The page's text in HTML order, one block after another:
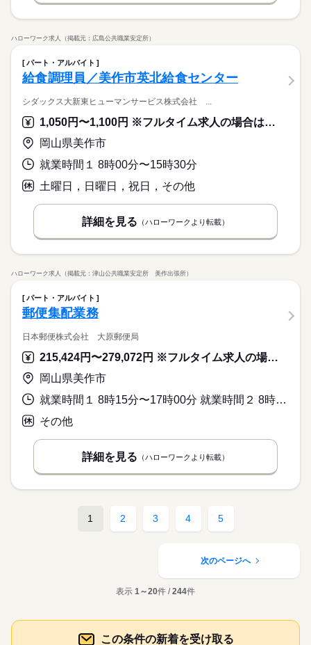
ハローワーク求人（掲載元：広島公共職業安定所）
パート・アルバイト
給食調理員／美作市英北給食センター
シダックス大新東ヒューマンサービス株式会社 ...
1,050円〜1,100円 ※フルタイム求人の場合は月額（換算額）、パート求人の場合は時間額を表示しています。
岡山県美作市
就業時間１ 8時00分〜15時30分
土曜日，日曜日，祝日，その他
詳細を見る （ハローワークより転載）
ハローワーク求人（掲載元：津山公共職業安定所 美作出張所）
パート・アルバイト
郵便集配業務
日本郵便株式会社 大原郵便局
215,424円〜279,072円 ※フルタイム求人の場合は月額（換算額）、パート求人の場合は時間額を表示しています。
岡山県美作市
就業時間１ 8時15分〜17時00分 就業時間２ 8時30分〜17時15分 就業時間３ 8時45分〜17時30分
その他
詳細を見る （ハローワークより転載）
1 2 3 4 5
次のページへ
表示 1～20件 /244件
この条件の新着を受け取る